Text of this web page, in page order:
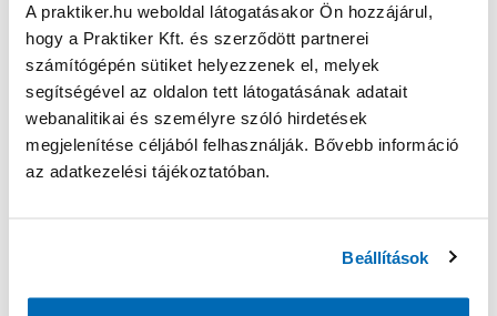
A praktiker.hu weboldal látogatásakor Ön hozzájárul,
hogy a Praktiker Kft. és szerződött partnerei
számítógépén sütiket helyezzenek el, melyek
segítségével az oldalon tett látogatásának adatait
webanalitikai és személyre szóló hirdetések
megjelenítése céljából felhasználják. Bővebb információ
az adatkezelési tájékoztatóban.
Beállítások
Oldal újratöltése